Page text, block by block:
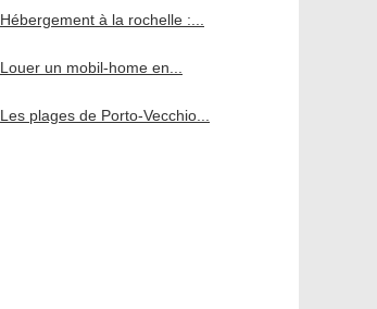
Hébergement à la rochelle :...
Louer un mobil-home en...
Les plages de Porto-Vecchio...